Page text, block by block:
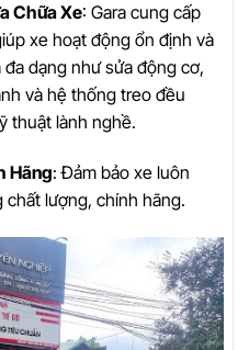
Chữa Xe: Gara cung cấp
xe hoạt động ổn định và
dạng như sửa động cơ,
và hệ thống treo đều
thuật lành nghề.
Hãng: Đảm bảo xe luôn
lượng, chính hãng.